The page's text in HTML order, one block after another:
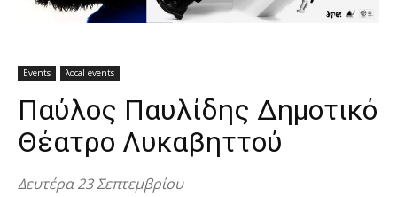
Events λocal events
Παύλος Παυλίδης Δημοτικό
Θέατρο Λυκαβηττού
Δευτέρα 23 Σεπτεμβρίου